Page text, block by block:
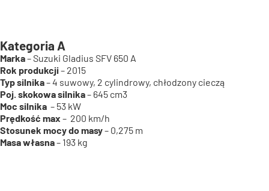
Kategoria A
Marka– Suzuki Gladius SFV 650 A
Rok produkcji– 2015
Typ silnika– 4 suwowy, 2 cylindrowy, chłodzony cieczą
Poj. skokowa silnika– 645 cm3
Moc silnika – 53 kW
Prędkość max – 200 km/h
Stosunek mocy do masy– 0,275 m
Masa własna– 193 kg